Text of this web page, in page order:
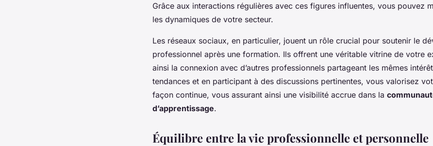
Grâce aux interactions régulières avec ces figures influentes, vous pouvez
les dynamiques de votre secteur.
Les réseaux sociaux, en particulier, jouent un rôle crucial pour soutenir le
professionnel après une formation. Ils offrent une véritable vitrine de votre
ainsi la connexion avec d’autres professionnels partageant les mêmes
tendances et en participant à des discussions pertinentes, vous valorisez
façon continue, vous assurant ainsi une visibilité accrue dans la
d’apprentissage.
Équilibre entre la vie professionnelle et personnelle